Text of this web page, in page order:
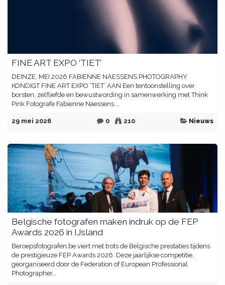
FINE ART EXPO ‘TIET’
DEINZE, MEI 2026 FABIENNE NAESSENS PHOTOGRAPHY
KONDIGT FINE ART EXPO ‘TIET’ AAN Een tentoonstelling over
borsten, zelfliefde en bewustwording in samenwerking met Think
Pink Fotografe Fabienne Naessens...
29 mei 2026 0 210 Nieuws
Belgische fotografen maken indruk op de FEP
Awards 2026 in IJsland
Beroepsfotografen.be viert met trots de Belgische prestaties tijdens
de prestigieuze FEP Awards 2026. Deze jaarlijkse competitie,
georganiseerd door de Federation of European Professional
Photographer...